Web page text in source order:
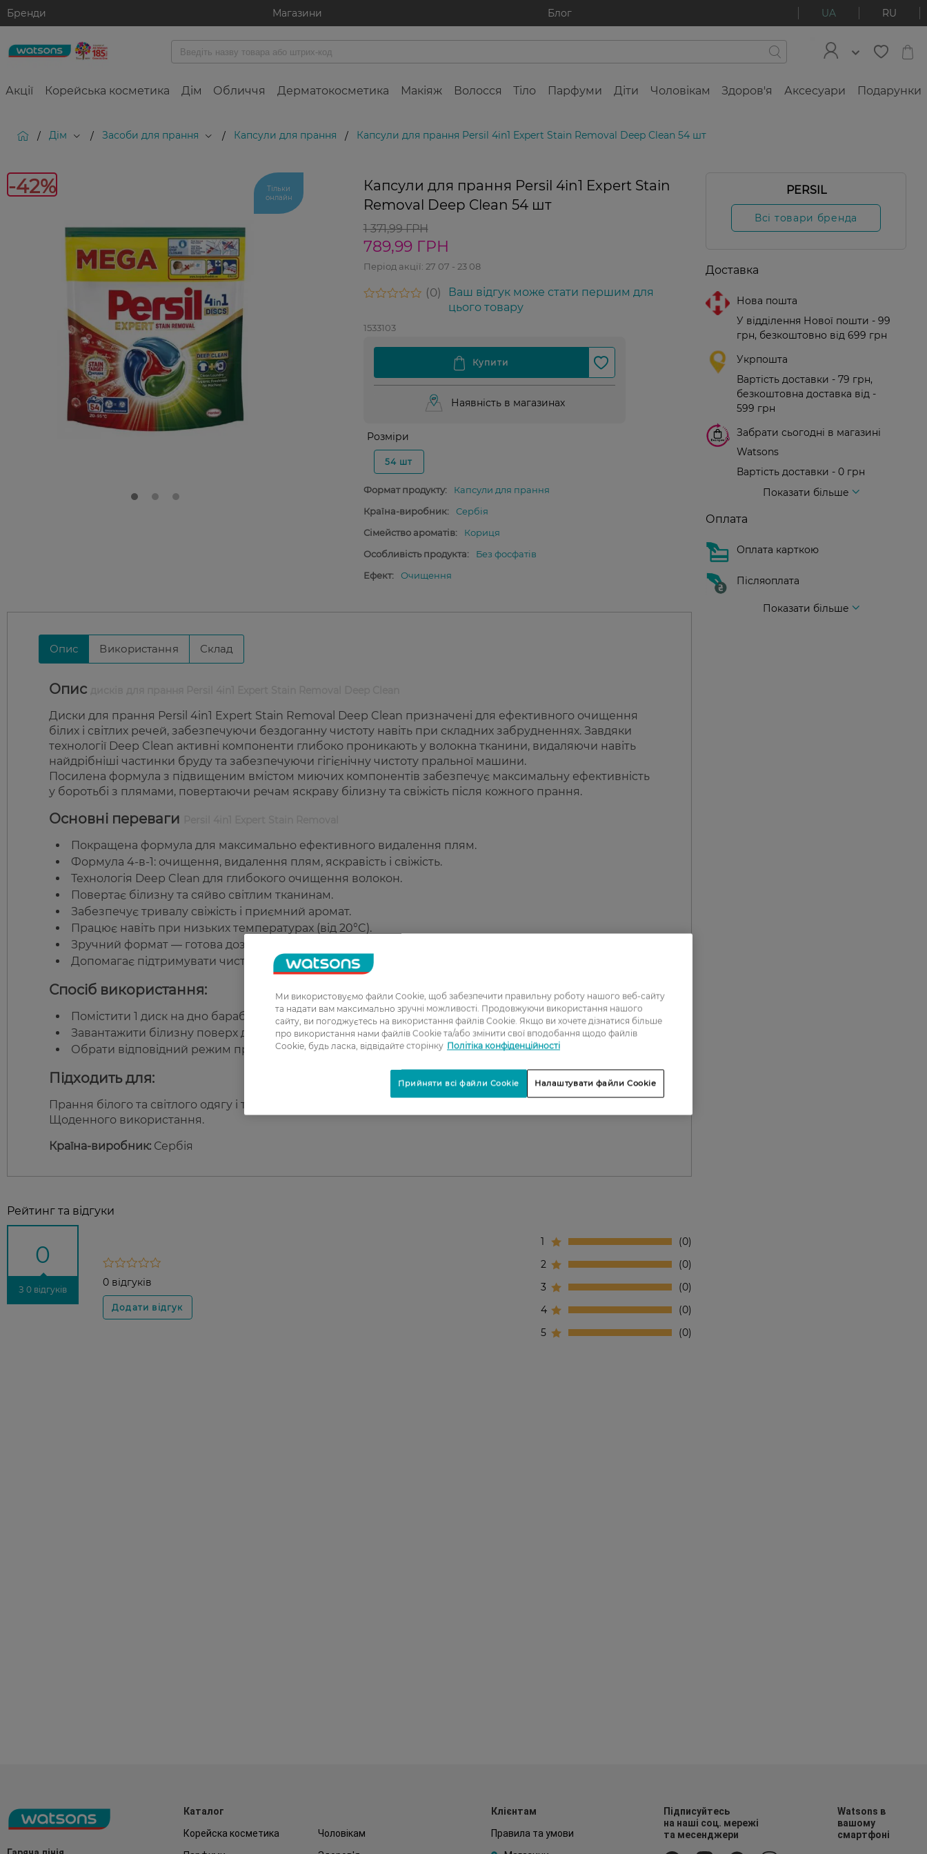
Бренди Магазини Блог UA RU
Акції Корейська косметика Дім Обличчя Дерматокосметика Макіяж Волосся Тіло Парфуми Діти Чоловікам Здоров'я Аксесуари Подарунки
/ Дім / Засоби для прання / Капсули для прання / Капсули для прання Persil 4in1 Expert Stain Removal Deep Clean 54 шт
-42%
Тільки
онлайн
-42%
Тільки
Капсули для прання Persil 4in1 Expert Stain
Removal Deep Clean 54 шт
1 371,99 ГРН
789,99 ГРН
Період акції: 27 07 - 23 08
0
Ваш відгук може стати першим для
цього товару
1533103
Наявність в магазинах
Розміри
54 шт
Формат продукту:
Капсули для прання
Країна-виробник:
Сербія
Сімейство ароматів:
Кориця
Особливість продукта:
Без фосфатів
Ефект:
Очищення
Опис Використання Склад
Опис
Диски для прання Persil 4in1 Expert Stain Removal Deep Clean призначені для ефективного очищення
білих і світлих речей, забезпечуючи бездоганну чистоту навіть при складних забрудненнях. Завдяки
технології Deep Clean активні компоненти глибоко проникають у волокна тканини, видаляючи навіть
найдрібніші частинки бруду та забезпечуючи гігієнічну чистоту пральної машини.
Посилена формула з підвищеним вмістом миючих компонентів забезпечує максимальну ефективність
у боротьбі з плямами, повертаючи речам яскраву білизну та свіжість після кожного прання.
Основні переваги
Покращена формула для максимально ефективного видалення плям.
Формула 4-в-1: очищення, видалення плям, яскравість і свіжість.
Технологія Deep Clean для глибокого очищення волокон.
Повертає білизну та сяйво світлим тканинам.
Забезпечує тривалу свіжість і приємний аромат.
Працює навіть при низьких температурах (від 20°C).
Зручний формат — готова доза в кожному диску.
Допомагає підтримувати чистоту пральної машини.
Спосіб використання:
Помістити 1 диск на дно барабана пральної машини.
Завантажити білизну поверх диска.
Обрати відповідний режим прання.
Підходить для:
Прання білого та світлого одягу і текстилю.
Щоденного використання.
Країна-виробник: Сербія
Рейтинг та відгуки
0
З 0 відгуків
0 відгуків
1
0
2
0
3
0
4
0
5
0
PERSIL
Всі товари бренда
Доставка
Нова пошта
У відділення Нової пошти - 99
грн, безкоштовно від 699 грн
Укрпошта
Вартість доставки - 79 грн,
безкоштовна доставка від -
599 грн
Забрати сьогодні в магазині
Watsons
Вартість доставки - 0 грн
Показати більше
Оплата
Оплата карткою
Післяоплата
Показати більше
Каталог
Корейска косметика
Чоловікам
Клієнтам
Правила та умови
Підписуйтесь
на наші соц. мережі
та месенджери
Watsons в
вашому
смартфоні
Ми використовуємо файли Cookie, щоб забезпечити правильну роботу нашого веб-сайту
та надати вам максимально зручні можливості. Продовжуючи використання нашого
сайту, ви погоджуєтесь на використання файлів Cookie. Якщо ви хочете дізнатися більше
про використання нами файлів Cookie та/або змінити свої вподобання щодо файлів
Cookie, будь ласка, відвідайте сторінку Політіка конфіденційності
Налаштувати файли Cookie
Прийняти всі файли Cookie